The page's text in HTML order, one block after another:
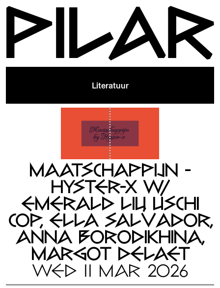
Literatuur
MAATSCHAPPIJN -
HYSTER-X W/
EMERALD LIU, USCHI
COP, ELLA SALVADOR,
ANNA BORODIKHINA,
MARGOT DELAET
WED 11 MAR 2026